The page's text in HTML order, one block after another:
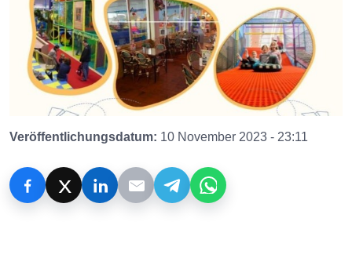
Veröffentlichungsdatum: 10 November 2023 - 23:11